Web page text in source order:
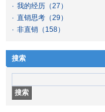
· 我的经历 （27）
· 直销思考 （29）
· 非直销 （158）
搜索